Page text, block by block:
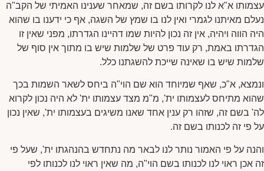
עצמותו א"א לנו לקרותו בשם זה, שמאחר שענינו האמיתי של הקב"ה
נעלם מאיתנו לגמרי ואין לנו בו שמץ של השגה, אף כי ידענו בו שהוא
היה הווה ויהיה, אין זה נכון להיות שמו דהיינו הגדרתו, מפני שאין זו
הגדרתו באמת, רק עוד פרט של שלמות שיש בו מתוך אין סוף של
שלמות שיש בו שאינה שייכת להשגתנו כלל.
ונמצא, א"כ, שאף שמיוחד הוא שם הוי"ה ביחס לשאר השמות בכך
שהוא מתיחס לעצמותו ית', מ"מ מצד עצמותו ית' לא היה נכון לקרוא
לה' בשם זה, שזהו רק ענין אחד שאנו משיגים בעצמותו ית', שאין נכון
על פי זה לכנותו בשם זה.
והנה על פי האמור נותר לנו לבאר מה נתחדש בהנהגתו ית', שעל פי
זה אכן ראוי לנו לכנותו בשם הוי"ה, מה שאין ראוי לנו לכנותו לפי